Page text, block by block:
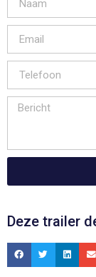
Deze trailer